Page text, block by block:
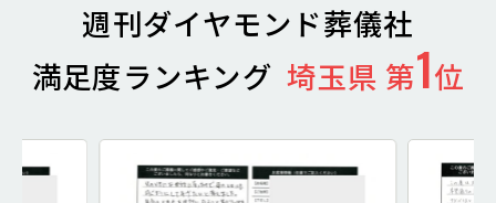
週刊ダイヤモンド葬儀社
満足度ランキング 埼玉県 第1位